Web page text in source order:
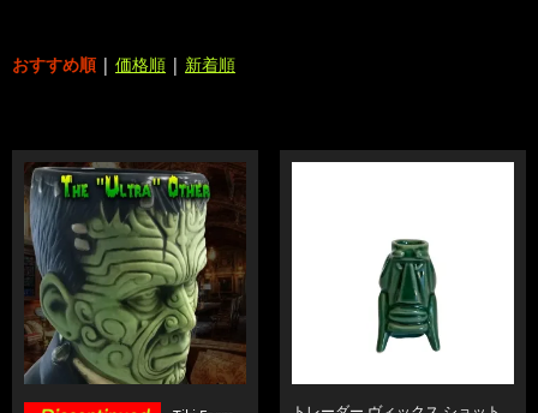
おすすめ順 | 価格順 | 新着順